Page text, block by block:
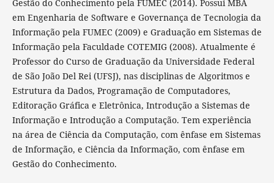
Gestão do Conhecimento pela FUMEC (2014). Possui MBA
em Engenharia de Software e Governança de Tecnologia da
Informação pela FUMEC (2009) e Graduação em Sistemas de
Informação pela Faculdade COTEMIG (2008). Atualmente é
Professor do Curso de Graduação da Universidade Federal
de São João Del Rei (UFSJ), nas disciplinas de Algoritmos e
Estrutura da Dados, Programação de Computadores,
Editoração Gráfica e Eletrônica, Introdução a Sistemas de
Informação e Introdução a Computação. Tem experiência
na área de Ciência da Computação, com ênfase em Sistemas
de Informação, e Ciência da Informação, com ênfase em
Gestão do Conhecimento.